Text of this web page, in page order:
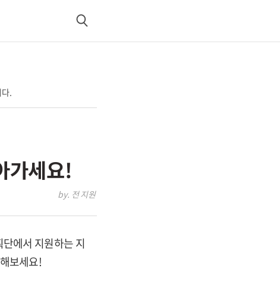
검
.
가세요!
by. 전 지원
에서 지원하는 지
보세요!